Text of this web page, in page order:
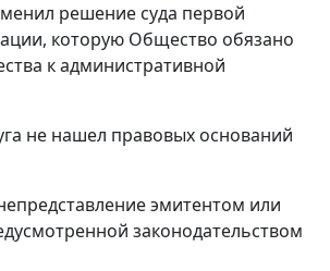
решение суда первой
которую Общество обязано
к административной
не нашел правовых оснований
эмитентом или
законодательством